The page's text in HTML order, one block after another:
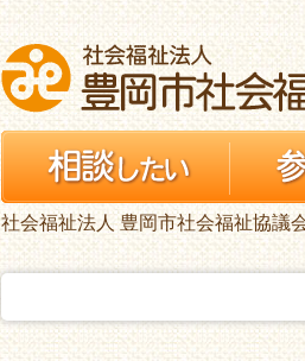
社会福祉法人 豊岡市社会福祉協議